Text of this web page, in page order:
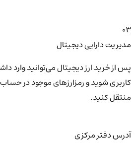
03
مدیریت دارایی دیجیتال
پس از خرید ارز دیجیتال می‌توانید وارد
کاربری شوید و رمزارزهای موجود در حساب
منتقل کنید.
آدرس دفتر مرکزی